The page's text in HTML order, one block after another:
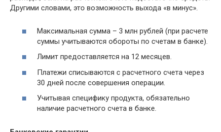
Другими словами, это возможность выхода «в минус».
Максимальная сумма – 3 млн рублей (при расчете
суммы учитываются обороты по счетам в банке).
Лимит предоставляется на 12 месяцев.
Платежи списываются с расчетного счета через
30 дней после совершения операции.
Учитывая специфику продукта, обязательно
наличие расчетного счета в банке.